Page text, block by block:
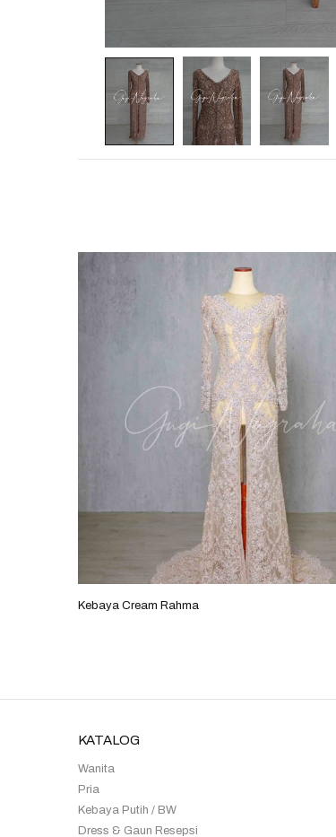
Kebaya Cream Rahma
KATALOG
Wanita
Pria
Kebaya Putih / BW
Dress & Gaun Resepsi